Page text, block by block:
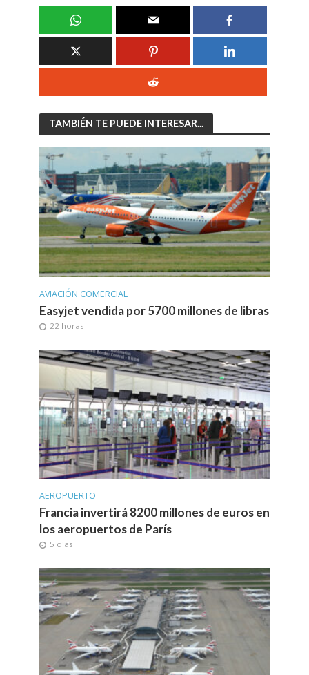
TAMBIÉN TE PUEDE INTERESAR...
AVIACIÓN COMERCIAL
Easyjet vendida por 5700 millones de libras
22 horas
AEROPUERTO
Francia invertirá 8200 millones de euros en
los aeropuertos de París
5 días